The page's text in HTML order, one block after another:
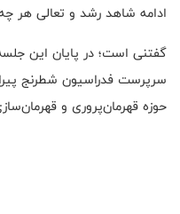
ادامه شاهد رشد و تعالی هر
گفتنی است؛ در پایان این
سرپرست فدراسیون شطرنج
حوزه قهرمان‌پروری و